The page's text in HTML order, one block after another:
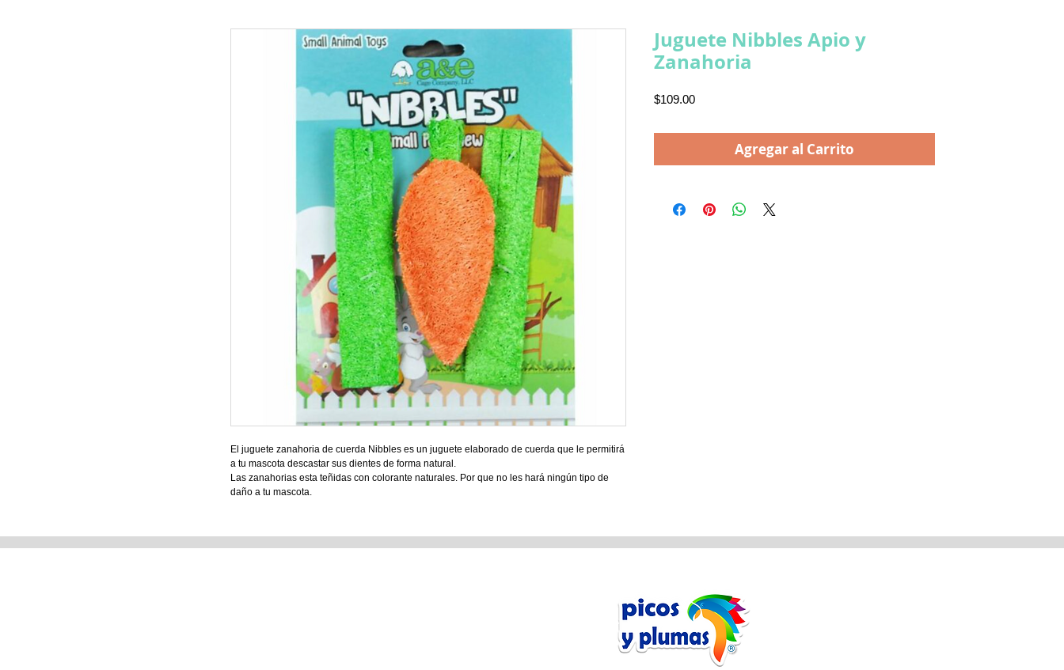
El juguete zanahoria de cuerda Nibbles es un juguete elaborado de cuerda que le permitirá
a tu mascota descastar sus dientes de forma natural.
Las zanahorias esta teñidas con colorante naturales. Por que no les hará ningún tipo de
daño a tu mascota.
Juguete Nibbles Apio y
Zanahoria
$109.00Precio
Agregar al Carrito